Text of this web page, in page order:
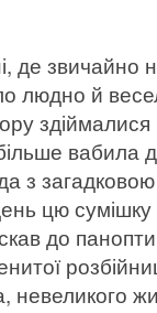
де звичайно
людно й
з
цю
до
невеликого